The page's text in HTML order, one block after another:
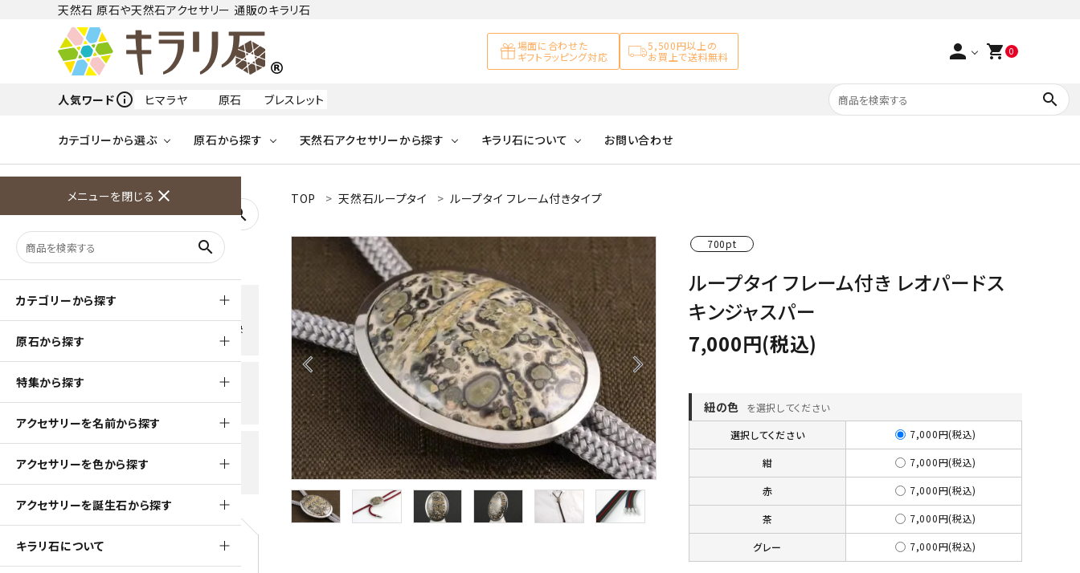
天然石 原石や天然石アクセサリー 通販のキラリ石
場面に合わせた
ギフトラッピング対応
5,500円以上の
お買上で送料無料
person shopping_cart 0
人気ワードinfo_outline ヒマラヤ 原石 ブレスレット search
カテゴリーから選ぶ
天然石 原石 天然石ブレスレット 天然石ループタイ
ワイヤーアクセサリー 天然石ネックレス 天然石ピアス つまみ細工×天然石
天然石 ブローチ 和小物 天然石置き飾り
大きいサイズの原石 国産 原石/アクセサリー 丸玉 特集
たまご形 特集 ピラミッド型 特集 ハート形 特集 勾玉 特集
美石 特集 ルース 特集 鉱物解説
原石から探す
アクアマリン アズライト
アマゾナイト アラゴナイト
オブシディアン ガーデンクォーツ カーネリアン
ガーネット 化石 カルサイト
黒水晶 クリソコラ
K2ブルー シトリン ジャスパー
スピネル / パーガサイト スモーキークォーツ ソーダライト
ターコイズ (トルコ石) タイガーアイ/ホークアイ トパーズ トルマリン
パイライト 翡翠 ブラッドストーン
ヘミモルファイト ボツワナアゲート
天然石アクセサリーから探す
ア行 カ行
マ行 ラ行
Blue Pink
White Green
Gray Brown
3月 Mar
キラリ石について
キラリ石について
キラリ石ポイントに
ついて
公式ブログ
お問い合わせ
メニューを閉じる close
search
カテゴリーから探す
原石から探す
特集から探す
アクセサリーを名前から探す
アクセサリーを色から探す
アクセサリーを誕生石から探す
キラリ石について
TOP 天然石ループタイ ループタイ フレーム付きタイプ
arrow_back_ios arrow_forward_ios
700pt
ループタイ フレーム付き レオパードス
キンジャスパー
7,000円(税込)
紐の色
を選択してください
選択してください
7,000円(税込)
紺 7,000円(税込)
赤 7,000円(税込)
茶 7,000円(税込)
グレー 7,000円(税込)
フリーワードから探す
search
原石 ループタイ 誕生石
Amzon Payなどお好きな 決
500ptプレゼント
送料全国一律700円
5,500円(税込)以上ご購入で
原石